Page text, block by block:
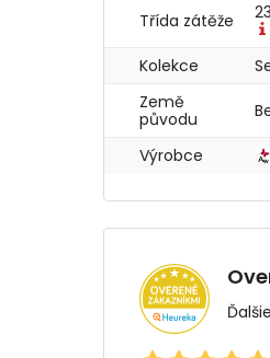
Třída zátěže
Kolekce
Země
původu
Výrobce